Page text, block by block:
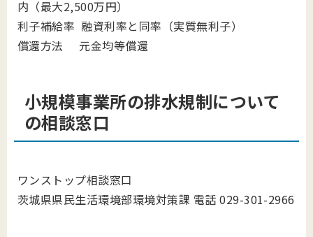
内（最大2,500万円）
利子補給率 融資利率と同率（実質無利子）
償還方法 元金均等償還
小規模事業所の排水規制について
の相談窓口
ワンストップ相談窓口
茨城県県民生活環境部環境対策課 電話 029-301-2966